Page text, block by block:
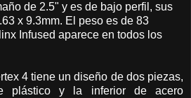
de 2.5" y es de bajo perfil, sus
x 9.3mm. El peso es de 83
Infused aparece en todos los
4 tiene un diseño de dos piezas,
plástico y la inferior de acero